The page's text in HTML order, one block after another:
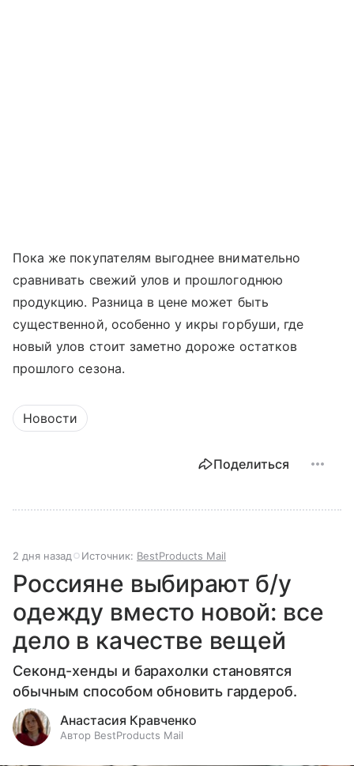
Пока же покупателям выгоднее внимательно
сравнивать свежий улов и прошлогоднюю
продукцию. Разница в цене может быть
существенной, особенно у икры горбуши, где
новый улов стоит заметно дороже остатков
прошлого сезона.
Новости
Поделиться
2 дня назад Источник: BestProducts Mail
Россияне выбирают б/у
одежду вместо новой: все
дело в качестве вещей
Секонд-хенды и барахолки становятся
обычным способом обновить гардероб.
Анастасия Кравченко
Автор BestProducts Mail